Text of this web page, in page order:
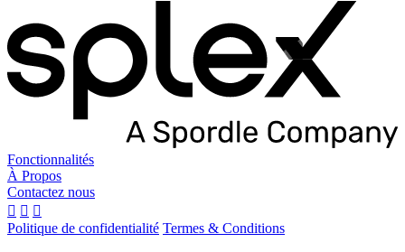
Fonctionnalités
À Propos
Contactez nous
Politique de confidentialité Termes & Conditions